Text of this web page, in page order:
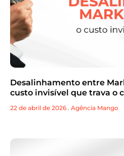
Desalinhamento entre
custo invisível que trava o
22 de abril de 2026 . Agência Mango